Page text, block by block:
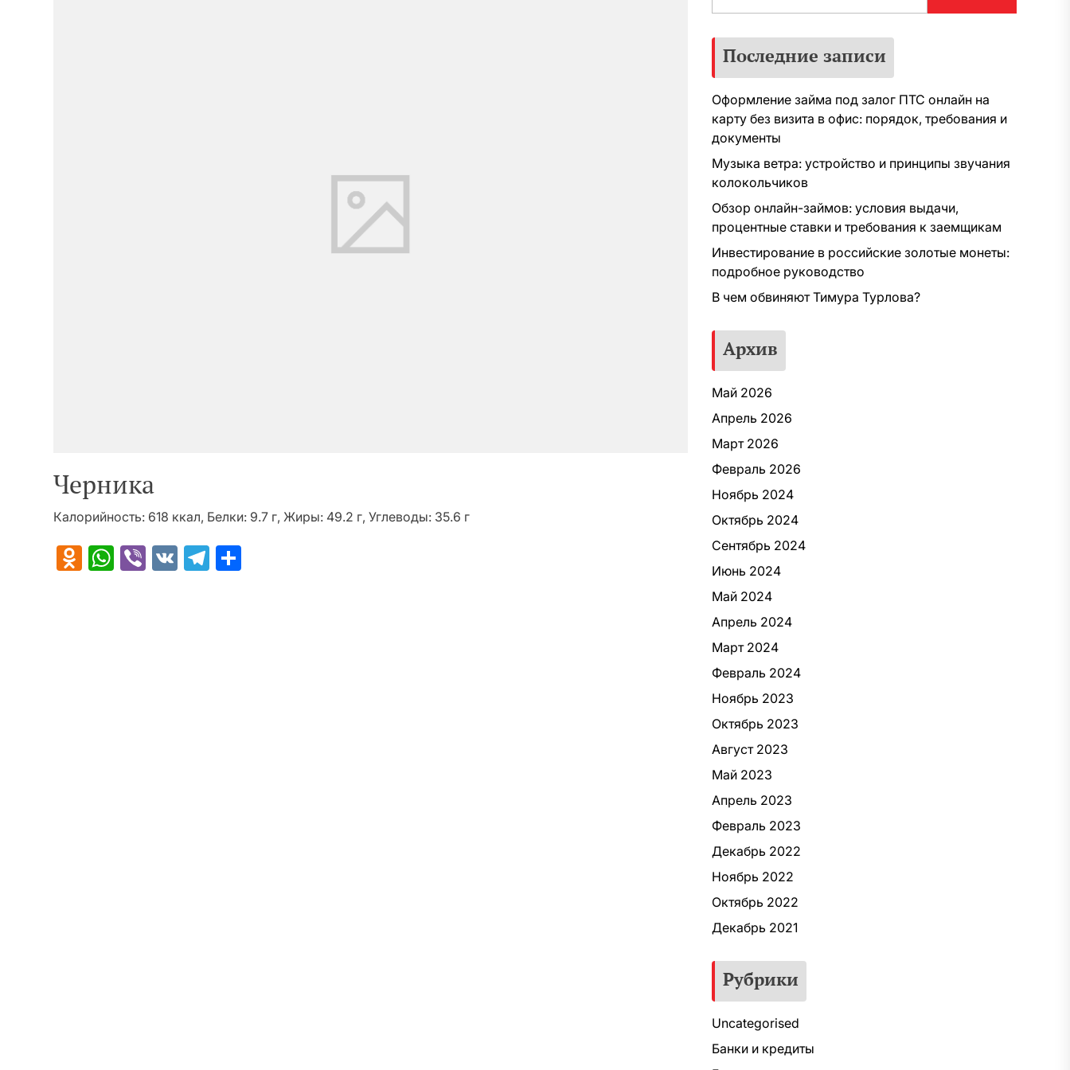
Черника
Калорийность: 618 ккал, Белки: 9.7 г, Жиры: 49.2 г, Углеводы: 35.6 г
Odnoklassniki
WhatsApp
Viber
VK Telegram
Последние записи
Оформление займа под залог ПТС онлайн на
карту без визита в офис: порядок, требования и
документы
Музыка ветра: устройство и принципы звучания
колокольчиков
Обзор онлайн-займов: условия выдачи,
процентные ставки и требования к заемщикам
Инвестирование в российские золотые монеты:
подробное руководство
В чем обвиняют Тимура Турлова?
Архив
Май 2026
Апрель 2026
Март 2026
Февраль 2026
Ноябрь 2024
Октябрь 2024
Сентябрь 2024
Июнь 2024
Май 2024
Апрель 2024
Март 2024
Февраль 2024
Ноябрь 2023
Октябрь 2023
Август 2023
Май 2023
Апрель 2023
Февраль 2023
Декабрь 2022
Ноябрь 2022
Октябрь 2022
Декабрь 2021
Рубрики
Uncategorised
Банки и кредиты